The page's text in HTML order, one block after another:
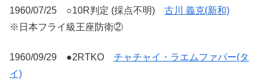
1960/07/25 ○10R判定 (採点不明) 古川 義克(新和)
※日本フライ級王座防衛②
1960/09/29 ●2RTKO チャチャイ・ラエムファパー(タ
イ)